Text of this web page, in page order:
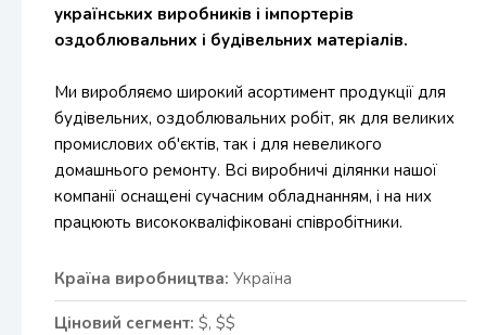
українських виробників і імпортерів
оздоблювальних і будівельних матеріалів.
Ми виробляємо широкий асортимент продукції для
будівельних, оздоблювальних робіт, як для великих
промислових об'єктів, так і для невеликого
домашнього ремонту. Всі виробничі ділянки нашої
компанії оснащені сучасним обладнанням, і на них
працюють висококваліфіковані співробітники.
Країна виробництва: Україна
Ціновий сегмент: $, $$